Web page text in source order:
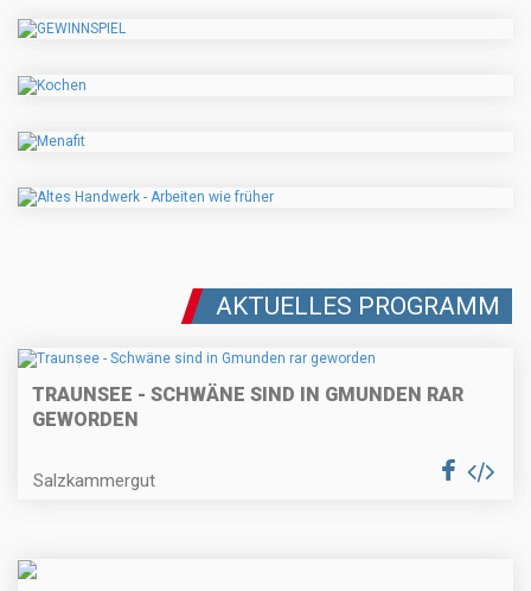
AKTUELLES PROGRAMM
TRAUNSEE - SCHWÄNE SIND IN GMUNDEN RAR
GEWORDEN
Salzkammergut